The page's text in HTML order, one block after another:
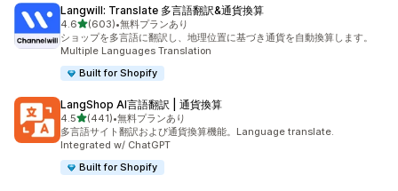
Langwill: Translate 多言語翻訳&通貨換算
4.65つ星中
(603)
合計レビュー数：603件
•無料プランあり
ショップを多言語に翻訳し、地理位置に基づき通貨を自動換算します。
Multiple Languages Translation
Built for Shopify
LangShop AI言語翻訳 | 通貨換算
4.55つ星中
(441)
合計レビュー数：441件
•無料プランあり
多言語サイト翻訳および通貨換算機能。Language translate.
Integrated w/ ChatGPT
Built for Shopify